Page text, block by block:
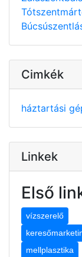
Cimkék
háztartási
Linkek
Első
vízszerelő
mellplasztika